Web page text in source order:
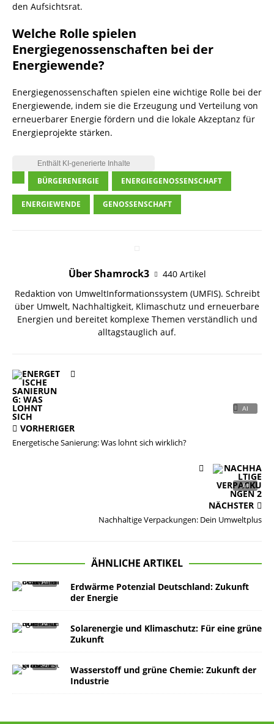
den Aufsichtsrat.
Welche Rolle spielen
Energiegenossenschaften bei der
Energiewende?
Energiegenossenschaften spielen eine wichtige Rolle bei der
Energiewende, indem sie die Erzeugung und Verteilung von
erneuerbarer Energie fördern und die lokale Akzeptanz für
Energieprojekte stärken.
BÜRGERENERGIE ENERGIEGENOSSENSCHAFT
ENERGIEWENDE GENOSSENSCHAFT
Über Shamrock3
440 Artikel
Redaktion von UmweltInformationssystem (UMFIS). Schreibt
über Umwelt, Nachhaltigkeit, Klimaschutz und erneuerbare
Energien und bereitet komplexe Themen verständlich und
alltagstauglich auf.
VORHERIGER
Energetische Sanierung: Was lohnt sich wirklich?
NÄCHSTER
Nachhaltige Verpackungen: Dein Umweltplus
ÄHNLICHE ARTIKEL
Erdwärme Potenzial Deutschland: Zukunft
der Energie
Solarenergie und Klimaschutz: Für eine grüne
Zukunft
Wasserstoff und grüne Chemie: Zukunft der
Industrie